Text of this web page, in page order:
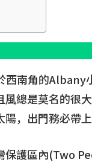
南角的Albany
風總是莫名的很
陽，出門務必帶
保護區內(Two